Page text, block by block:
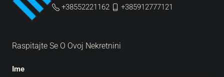
+38552221162
+385912777121
Raspitajte Se O Ovoj Nekretnini
Ime